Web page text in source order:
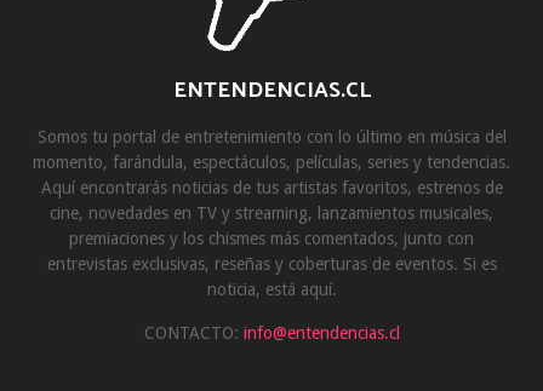
ENTENDENCIAS.CL
Somos tu portal de entretenimiento con lo último en música del
momento, farándula, espectáculos, películas, series y tendencias.
Aquí encontrarás noticias de tus artistas favoritos, estrenos de
cine, novedades en TV y streaming, lanzamientos musicales,
premiaciones y los chismes más comentados, junto con
entrevistas exclusivas, reseñas y coberturas de eventos. Si es
noticia, está aquí.
CONTACTO: info@entendencias.cl